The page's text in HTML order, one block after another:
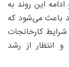
این روند به
باعث می‌شود که
کارخانجات
انتظار از رشد